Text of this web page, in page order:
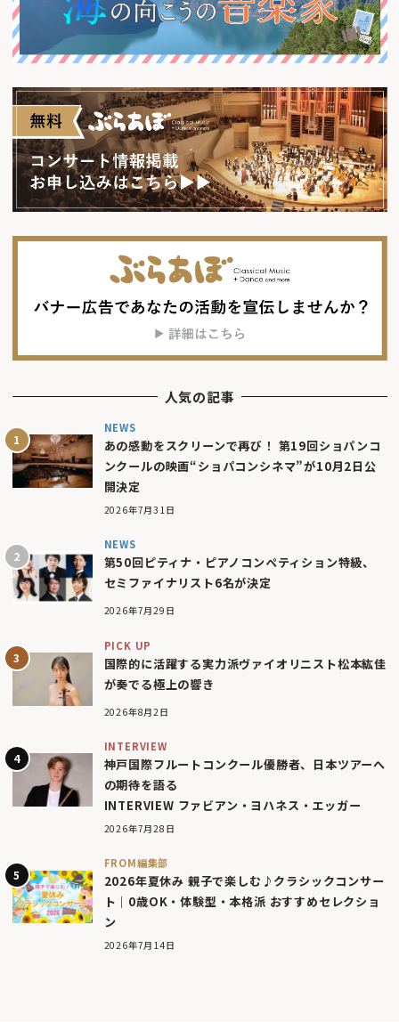
人気の記事
NEWS
あの感動をスクリーンで再び！ 第19回ショパンコ
ンクールの映画“ショパコンシネマ”が10月2日公
開決定
2026年7月31日
NEWS
第50回ピティナ・ピアノコンペティション特級、
セミファイナリスト6名が決定
2026年7月29日
PICK UP
国際的に活躍する実力派ヴァイオリニスト松本紘佳
が奏でる極上の響き
2026年8月2日
INTERVIEW
神戸国際フルートコンクール優勝者、日本ツアーへ
の期待を語る
INTERVIEW ファビアン・ヨハネス・エッガー
2026年7月28日
FROM編集部
2026年夏休み 親子で楽しむ♪クラシックコンサー
ト｜0歳OK・体験型・本格派 おすすめセレクショ
ン
2026年7月14日